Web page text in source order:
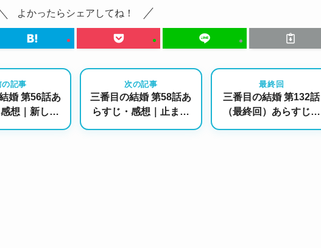
よかったらシェアしてね！
の記事
婚 第56話あ
想｜新しい
次の記事
三番目の結婚 第58話あ
らすじ・感想｜止まら
最終回
三番目の結婚 第132話
（最終回）あらすじ・